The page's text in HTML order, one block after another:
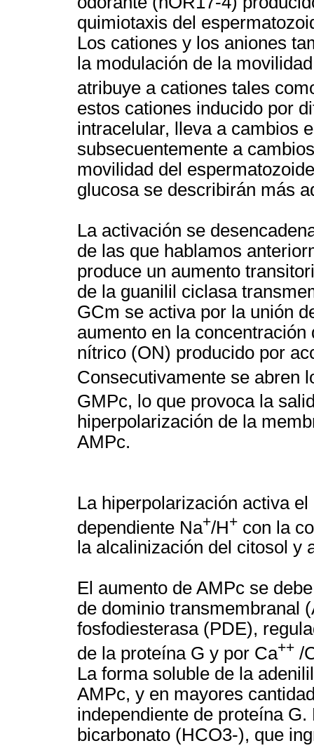
quimiotaxis del
Los cationes y los aniones
la modulación de la
atribuye a cationes tales
estos cationes inducido por
intracelular, lleva a cambios
subsecuentemente a
movilidad del
glucosa se describirán más
La activación se
de las que hablamos
produce un aumento
de la guanilil ciclasa
GCm se activa por la unión
aumento en la
nítrico (ON) producido por
Consecutivamente se abren
GMPc, lo que provoca la
hiperpolarización de la
AMPc.
La hiperpolarización activa
dependiente Na+/H+ con la
la alcalinización del citosol y
El aumento de AMPc se
de dominio transmembranal
fosfodiesterasa (PDE),
de la proteína G y por Ca++ /
La forma soluble de la
AMPc, y en mayores
independiente de proteína
bicarbonato (HCO3-), que